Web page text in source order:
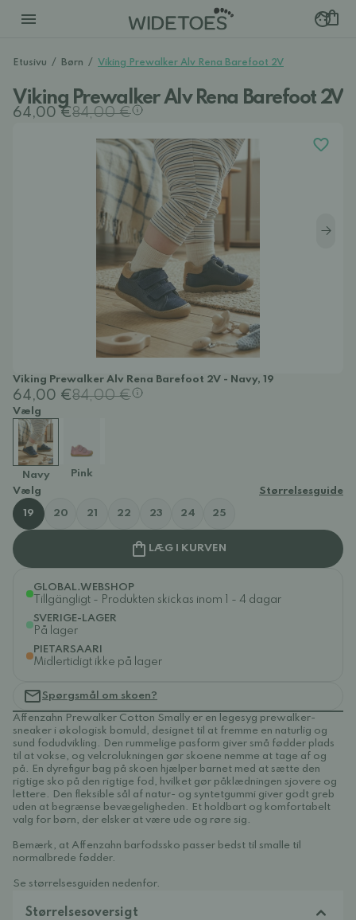
Etusivu / Børn / Viking Prewalker Alv Rena Barefoot 2V
Viking Prewalker Alv Rena Barefoot 2V
64,00 €84,00 €
Viking Prewalker Alv Rena Barefoot 2V - Navy, 19
64,00 €84,00 €
Vælg
Navy
Pink
Vælg
Størrelsesguide
19 20 21 22 23 24 25
LÆG I KURVEN
GLOBAL.WEBSHOP
Tillgängligt - Produkten skickas inom 1 - 4 dagar
SVERIGE-LAGER
På lager
PIETARSAARI
Midlertidigt ikke på lager
Spørgsmål om skoen?
Affenzahn Prewalker Cotton Smally er en legesyg prewalker-
sneaker i økologisk bomuld, designet til at fremme en naturlig og
sund fodudvikling. Den rummelige pasform giver små fødder plads
til at vokse, og velcrolukningen gør skoene nemme at tage af og
på. En dyrefigur bag på skoen hjælper barnet med at sætte den
rigtige sko på den rigtige fod, hvilket gør påklædningen sjovere og
lettere. Den fleksible sål af natur- og syntetgummi giver godt greb
uden at begrænse bevægeligheden. Et holdbart og komfortabelt
valg for børn, der elsker at være ude og røre sig.
Bemærk, at Affenzahn barfodssko passer bedst til smalle til
normalbrede fødder.
Se størrelsesguiden nedenfor.
Størrelsesoversigt